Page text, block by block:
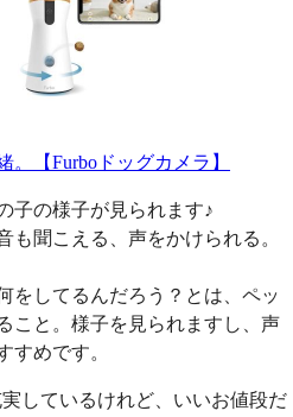
【Furboドッグカメラ】
子の様子が見られます♪
も聞こえる、声をかけられる。
をしてるんだろう？とは、ペッ
こと。様子を見られますし、声
すめです。
しているけれど、いいお値段だ